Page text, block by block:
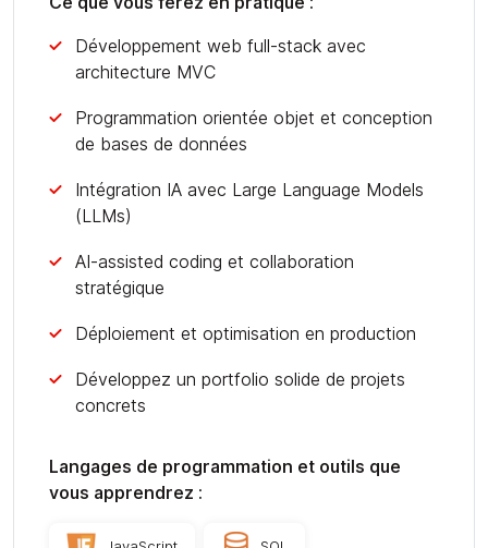
Développement web full-stack avec
architecture MVC
Programmation orientée objet et conception
de bases de données
Intégration IA avec Large Language Models
(LLMs)
AI-assisted coding et collaboration
stratégique
Déploiement et optimisation en production
Développez un portfolio solide de projets
concrets
Langages de programmation et outils que
vous apprendrez :